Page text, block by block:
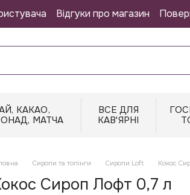
Відгуки про магазин
КАКАО,
МАТЧА
ВСЕ ДЛЯ
КАВ'ЯРНІ
Сиропи та топінги Сиропи Loft Кокос
Сироп Лофт 0,7 л